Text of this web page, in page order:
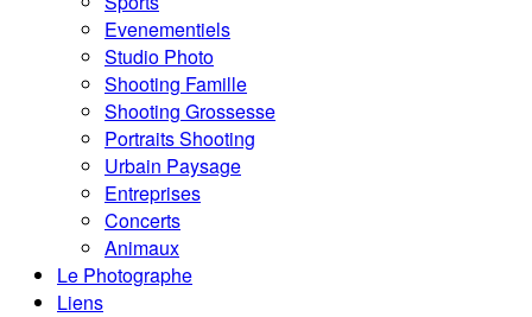
Evenementiels
Studio Photo
Shooting Famille
Shooting Grossesse
Portraits Shooting
Urbain Paysage
Entreprises
Concerts
Animaux
Le Photographe
Liens